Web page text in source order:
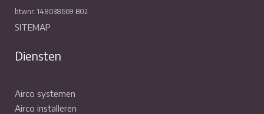
btwnr. 148038669 B02
SITEMAP
Diensten
Airco systemen
Airco installeren